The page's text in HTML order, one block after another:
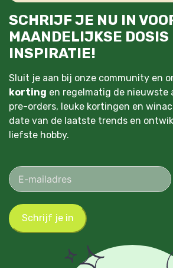
SCHRIJF JE NU IN
MAANDELIJKSE DOSIS
INSPIRATIE!
Sluit je aan bij onze community en
korting en regelmatig de nieuwste
pre-orders, leuke kortingen en
date van de laatste trends en
liefste hobby.
Schrijf je in